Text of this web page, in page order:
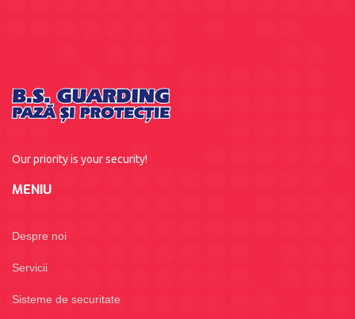
Our priority is your security!
MENIU
Despre noi
Servicii
Sisteme de securitate